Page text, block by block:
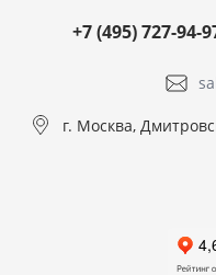
+7 (495) 727-94-
г. Москва,